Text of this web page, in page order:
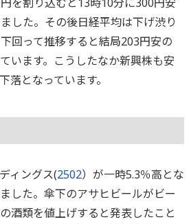
した。その後日経平均は下げ渋り
回って推移すると結局203円安の
います。こうしたなか新興株も安
落となっています。
ィングス(2502）が一時5.3％高とな
した。傘下のアサヒビールがビー
酒類を値上げすると発表したこと